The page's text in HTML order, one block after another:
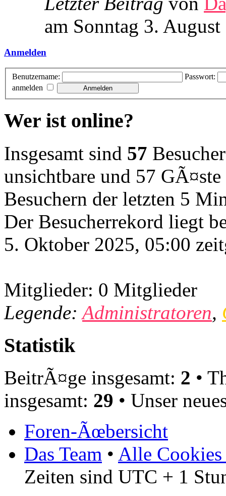
am Sonntag 3.
Anmelden
Benutzername:
Passwort:
anmelden
Wer ist online?
Insgesamt sind 57
unsichtbare und 57
Besuchern der letzten 5
Der Besucherrekord liegt
5. Oktober 2025, 05:00
Mitglieder: 0 Mitglieder
Legende:Administratoren,
Statistik
BeitrÃ¤ge insgesamt: 2 •
insgesamt: 29 • Unser
Foren-Ãœbersicht
Das Team • Alle Cookies
Zeiten sind UTC + 1